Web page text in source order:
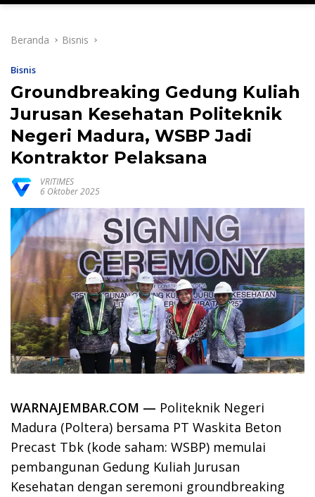
Beranda Bisnis
Bisnis
Groundbreaking Gedung Kuliah
Jurusan Kesehatan Politeknik
Negeri Madura, WSBP Jadi
Kontraktor Pelaksana
VRITIMES
6 Oktober 2025
WARNAJEMBAR.COM — Politeknik Negeri
Madura (Poltera) bersama PT Waskita Beton
Precast Tbk (kode saham: WSBP) memulai
pembangunan Gedung Kuliah Jurusan
Kesehatan dengan seremoni groundbreaking